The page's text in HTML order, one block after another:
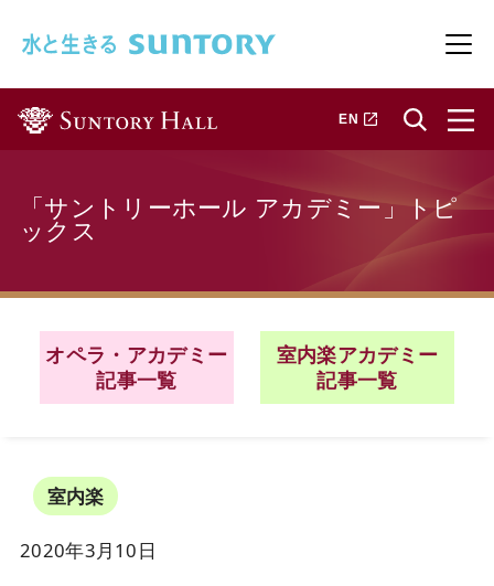
メ
EN 新しいタブで開きます
「サントリーホール アカデミー」トピ
ックス
オペラ・アカデミー
記事一覧
室内楽アカデミー
記事一覧
室内楽
2020年3月10日